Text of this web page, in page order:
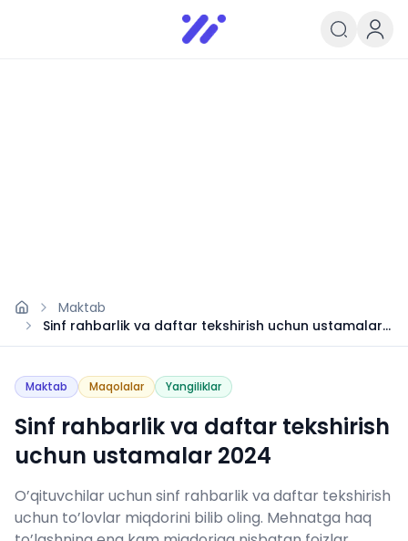
Infoedu
Ta&#039;lim xabarlari va
Maktab
Sinf rahbarlik va daftar tekshirish uchun ustamalar
2024
Maktab Maqolalar Yangiliklar
Sinf rahbarlik va daftar tekshirish
uchun ustamalar 2024
O’qituvchilar uchun sinf rahbarlik va daftar tekshirish
uchun to’lovlar miqdorini bilib oling. Mehnatga haq